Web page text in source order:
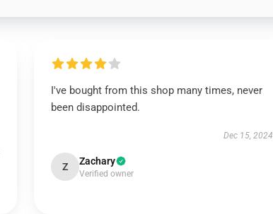
I've bought from this shop many times, never
been disappointed.
Dec 15, 2024
Z Zachary
Verified owner